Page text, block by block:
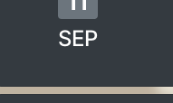
SEP